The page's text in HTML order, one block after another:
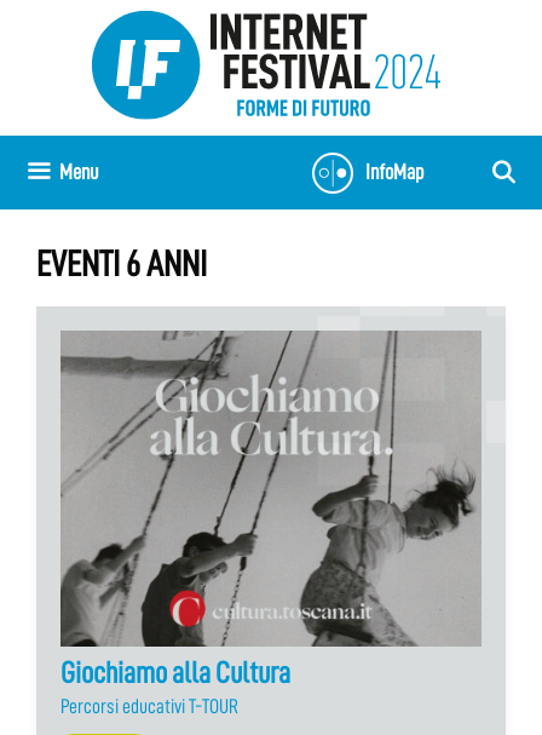
InfoMap
Menu
EVENTI 6 ANNI
Giochiamo alla Cultura
Percorsi educativi T-TOUR